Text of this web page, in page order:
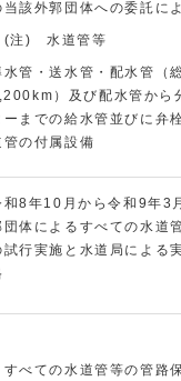
当該外郭団体への委託に
注) 水道管等
水管・送水管・配水管（
）及び配水管から
ーまでの給水管並びに弁
管の付属設備
和8年10月から令和9年3
団体によるすべての水道
試行実施と水道局による
すべての水道管等の管路